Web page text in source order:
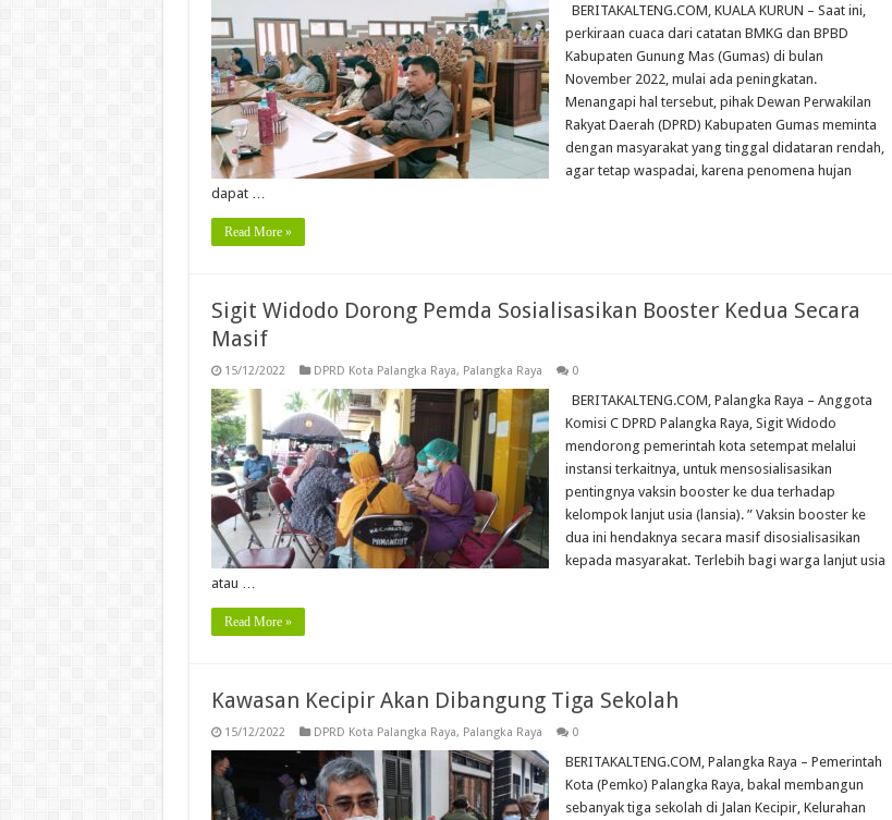
BERITAKALTENG.COM, KUALA KURUN – Saat ini,
perkiraan cuaca dari catatan BMKG dan BPBD
Kabupaten Gunung Mas (Gumas) di bulan
November 2022, mulai ada peningkatan.
Menangapi hal tersebut, pihak Dewan Perwakilan
Rakyat Daerah (DPRD) Kabupaten Gumas meminta
dengan masyarakat yang tinggal didataran rendah,
agar tetap waspadai, karena penomena hujan
dapat …
Read More »
Sigit Widodo Dorong Pemda Sosialisasikan Booster Kedua Secara
Masif
15/12/2022 DPRD Kota Palangka Raya, Palangka Raya 0
BERITAKALTENG.COM, Palangka Raya – Anggota
Komisi C DPRD Palangka Raya, Sigit Widodo
mendorong pemerintah kota setempat melalui
instansi terkaitnya, untuk mensosialisasikan
pentingnya vaksin booster ke dua terhadap
kelompok lanjut usia (lansia). ” Vaksin booster ke
dua ini hendaknya secara masif disosialisasikan
kepada masyarakat. Terlebih bagi warga lanjut usia
atau …
Read More »
Kawasan Kecipir Akan Dibangung Tiga Sekolah
15/12/2022 DPRD Kota Palangka Raya, Palangka Raya 0
BERITAKALTENG.COM, Palangka Raya – Pemerintah
Kota (Pemko) Palangka Raya, bakal membangun
sebanyak tiga sekolah di Jalan Kecipir, Kelurahan